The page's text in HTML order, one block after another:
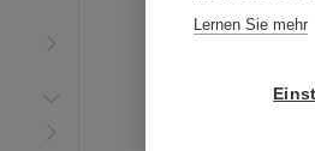
Lernen Sie mehr